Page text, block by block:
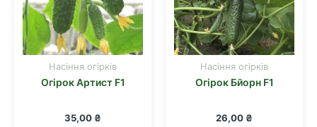
Насіння огірків
Огірок Артист F1
35,00 ₴
Насіння огірків
Огірок Бйорн F1
26,00 ₴